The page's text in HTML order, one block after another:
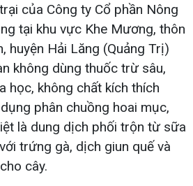
của Công ty Cổ phần Nông
tại khu vực Khe Mương, thôn
huyện Hải Lăng (Quảng Trị)
không dùng thuốc trừ sâu,
học, không chất kích thích
phân chuồng hoai mục,
là dung dịch phối trộn từ sữa
trứng gà, dịch giun quế và
cây.